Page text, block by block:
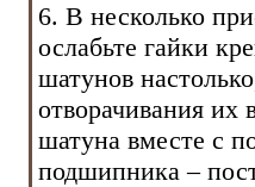
6. В несколько
ослабьте гайки
шатунов
отворачивания
шатуна вместе с
подшипника –